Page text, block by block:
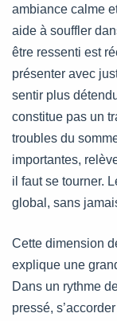
ambiance calme
aide à souffler
être ressenti est
présenter avec
sentir plus
constitue pas un
troubles du
importantes,
il faut se tourner.
global, sans
Cette dimension
explique une
Dans un rythme
pressé,